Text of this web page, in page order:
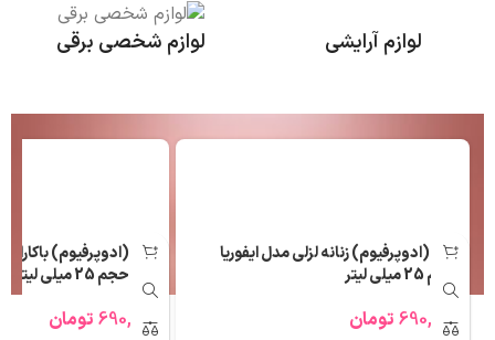
لوازم آرایشی لوازم شخصی برقی
عطر (ادوپرفیوم) زنانه لزلی مدل ایفوریا
حجم 25 میلی لیتر
690,000 تومان
لزلی حجم 25 میلی لیتر
690,000 تومان